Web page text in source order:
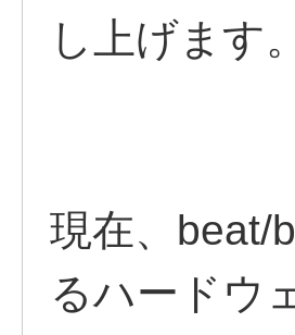
し上げます。
現在、beat/
るハードウ